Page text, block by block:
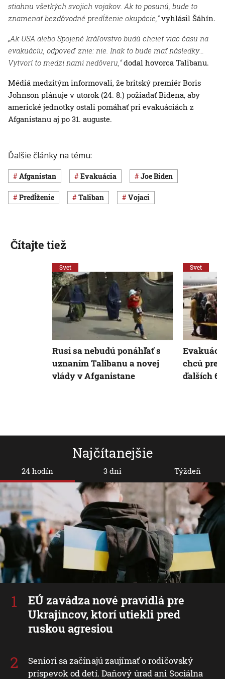
stiahnu všetkých svojich vojakov. Ak to posunú, bude to
znamenať bezdôvodné predĺženie okupácie,“vyhlásil Šáhín.
„Ak USA alebo Spojené kráľovstvo budú chcieť viac času na
evakuáciu, odpoveď znie: nie. Inak to bude mať následky…
Vytvorí to medzi nami nedôveru,“dodal hovorca Talibanu.
Médiá medzitým informovali, že britský premiér Boris
Johnson plánuje v utorok (24. 8.) požiadať Bidena, aby
americké jednotky ostali pomáhať pri evakuáciách z
Afganistanu aj po 31. auguste.
Ďalšie články na tému:
Afganistan evakuácia Joe Biden
predĺženie Taliban vojaci
Najčítanejšie
24 hodín
EÚ zavádza nové pravidlá pre
Ukrajincov, ktorí utiekli pred
ruskou agresiou
Seniori sa začínajú zaujímať o rodičovský
príspevok od detí. Daňový úrad ani Sociálna
3 dni Týždeň
Čítajte tiež
Svet
Rusi sa nebudú ponáhľať s
uznaním Talibanu a novej
vlády v Afganistane
Svet
chcú
ďalších 6